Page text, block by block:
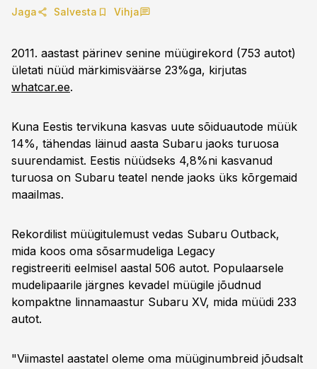
Jaga Salvesta Vihja
2011. aastast pärinev senine müügirekord (753 autot)
ületati nüüd märkimisväärse 23%ga, kirjutas
whatcar.ee.
Kuna Eestis tervikuna kasvas uute sõiduautode müük
14%, tähendas läinud aasta Subaru jaoks turuosa
suurendamist. Eestis nüüdseks 4,8%ni kasvanud
turuosa on Subaru teatel nende jaoks üks kõrgemaid
maailmas.
Rekordilist müügitulemust vedas Subaru Outback,
mida koos oma sõsarmudeliga Legacy
registreeriti eelmisel aastal 506 autot. Populaarsele
mudelipaarile järgnes kevadel müügile jõudnud
kompaktne linnamaastur Subaru XV, mida müüdi 233
autot.
"Viimastel aastatel oleme oma müüginumbreid jõudsalt